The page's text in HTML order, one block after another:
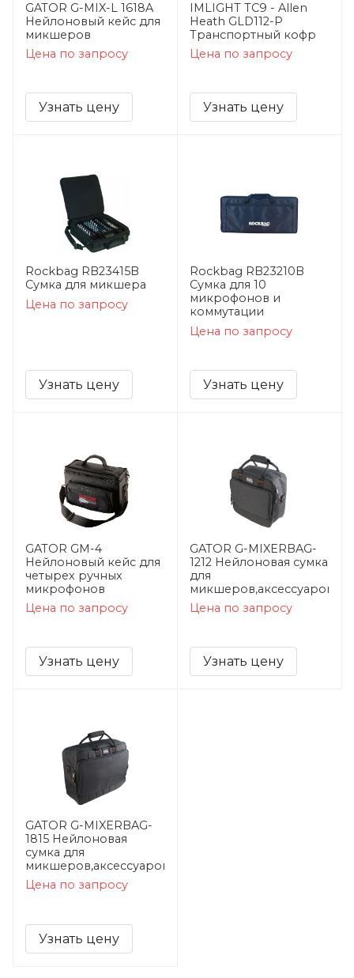
GATOR G-MIX-L 1618A
Нейлоновый кейс для
микшеров
Цена по запросу
Узнать цену
IMLIGHT TC9 - Allen
Heath GLD112-P
Транспортный кофр
Цена по запросу
Узнать цену
Rockbag RB23415B
Сумка для микшера
Цена по запросу
Узнать цену
Rockbag RB23210B
Сумка для 10
микрофонов и
коммутации
Цена по запросу
Узнать цену
GATOR GM-4
Нейлоновый кейс для
четырех ручных
микрофонов
Цена по запросу
Узнать цену
GATOR G-MIXERBAG-
1212 Нейлоновая сумка
для
микшеров,аксессуаров
Цена по запросу
Узнать цену
GATOR G-MIXERBAG-
1815 Нейлоновая
сумка для
микшеров,аксессуаров
Цена по запросу
Узнать цену